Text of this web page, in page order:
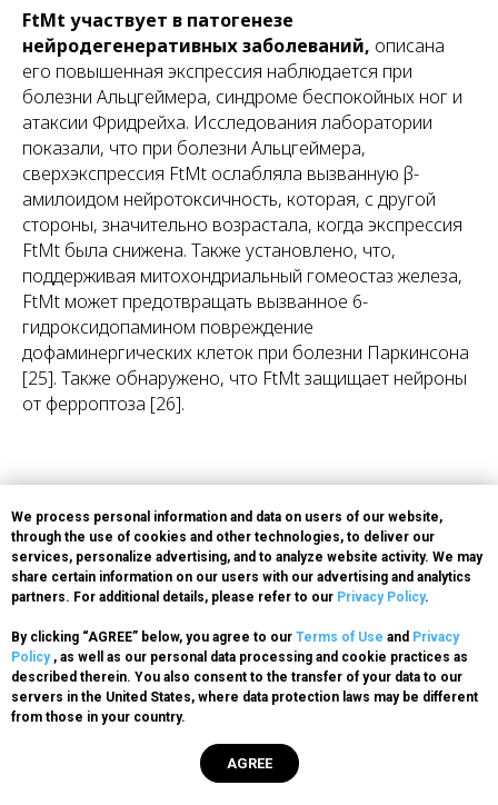
We process personal information and data on users of our website,
through the use of cookies and other technologies, to deliver our
services, personalize advertising, and to analyze website activity. We may
share certain information on our users with our advertising and analytics
partners. For additional details, please refer to our Privacy Policy.
By clicking “AGREE” below, you agree to our Terms of Use and Privacy
Policy, as well as our personal data processing and cookie practices as
described therein. You also consent to the transfer of your data to our
servers in the United States, where data protection laws may be different
from those in your country.
AGREE
FtMt участвует в патогенезе
нейродегенеративных заболеваний, описана
его повышенная экспрессия наблюдается при
болезни Альцгеймера, синдроме беспокойных ног и
атаксии Фридрейха. Исследования лаборатории
показали, что при болезни Альцгеймера,
сверхэкспрессия FtMt ослабляла вызванную β-
амилоидом нейротоксичность, которая, с другой
стороны, значительно возрастала, когда экспрессия
FtMt была снижена. Также установлено, что,
поддерживая митохондриальный гомеостаз железа,
FtMt может предотвращать вызванное 6-
гидроксидопамином повреждение
дофаминергических клеток при болезни Паркинсона
[25]. Также обнаружено, что FtMt защищает нейроны
от ферроптоза [26].
Ферритин в воспалительных
процессах
Экспрессия ферритина повышается во время
под влиянием провоспалительных